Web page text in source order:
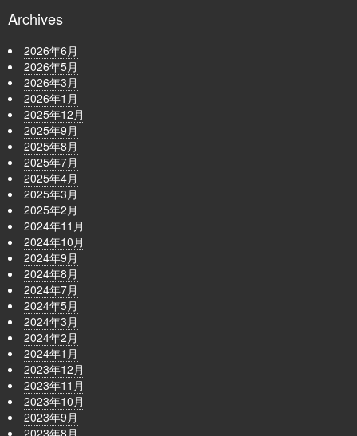
Archives
2026年6月
2026年5月
2026年3月
2026年1月
2025年12月
2025年9月
2025年8月
2025年7月
2025年4月
2025年3月
2025年2月
2024年11月
2024年10月
2024年9月
2024年8月
2024年7月
2024年5月
2024年3月
2024年2月
2024年1月
2023年12月
2023年11月
2023年10月
2023年9月
2023年8月